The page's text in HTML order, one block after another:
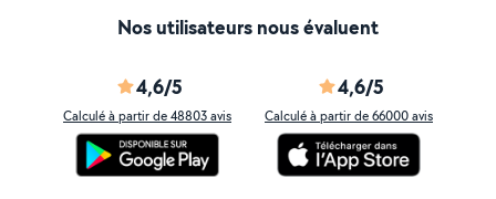
Nos utilisateurs nous évaluent
4,6/5
Calculé à partir de 48803 avis
4,6/5
Calculé à partir de 66000 avis